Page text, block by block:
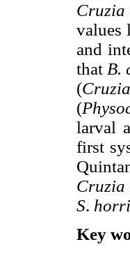
Cruzia
values
and
that B.
(Cruzia
(
larval
first
Cruzia
S.
Key